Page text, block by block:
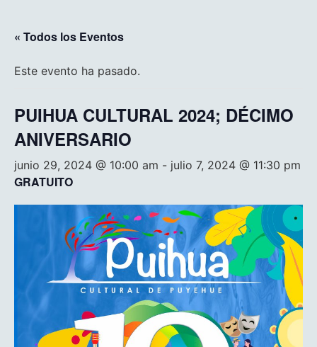
« Todos los Eventos
Este evento ha pasado.
PUIHUA CULTURAL 2024; DÉCIMO
ANIVERSARIO
junio 29, 2024 @ 10:00 am - julio 7, 2024 @ 11:30 pm
GRATUITO